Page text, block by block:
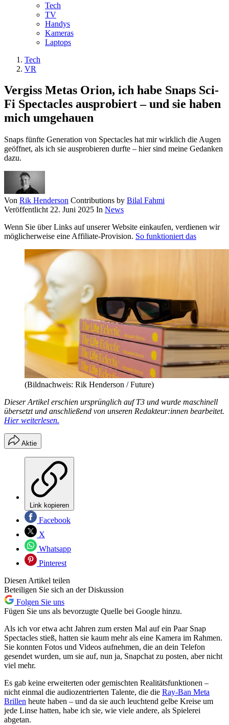
Tech
TV
Handys
Kameras
Laptops
Tech
VR
Vergiss Metas Orion, ich habe Snaps Sci-
Fi Spectacles ausprobiert – und sie haben
mich umgehauen
Snaps fünfte Generation von Spectacles hat mir wirklich die Augen
geöffnet, als ich sie ausprobieren durfte – hier sind meine Gedanken
dazu.
Von Rik Henderson Contributions by Bilal Fahmi
Veröffentlicht 22. Juni 2025 In News
Wenn Sie über Links auf unserer Website einkaufen, verdienen wir
möglicherweise eine Affiliate-Provision. So funktioniert das
(Bildnachweis: Rik Henderson / Future)
Dieser Artikel erschien ursprünglich auf T3 und wurde maschinell
übersetzt und anschließend von unseren Redakteur:innen bearbeitet.
Hier weiterlesen.
Aktie
Link kopieren
Facebook
X
Whatsapp
Pinterest
Diesen Artikel teilen
Beteiligen Sie sich an der Diskussion
Folgen Sie uns
Fügen Sie uns als bevorzugte Quelle bei Google hinzu.
Als ich vor etwa acht Jahren zum ersten Mal auf ein Paar Snap
Spectacles stieß, hatten sie kaum mehr als eine Kamera im Rahmen.
Sie konnten Fotos und Videos aufnehmen, die an dein Telefon
gesendet wurden, um sie auf, nun ja, Snapchat zu posten, aber nicht
viel mehr.
Es gab keine erweiterten oder gemischten Realitätsfunktionen –
nicht einmal die audiozentrierten Talente, die die Ray-Ban Meta
Brillen heute haben – und da sie auch leuchtend gelbe Kreise um
jede Linse hatten, habe ich sie, wie viele andere, als Spielerei
abgetan.